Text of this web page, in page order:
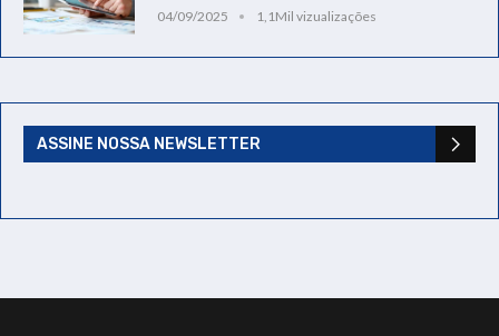
04/09/2025
1,1Mil vizualizações
ASSINE NOSSA NEWSLETTER